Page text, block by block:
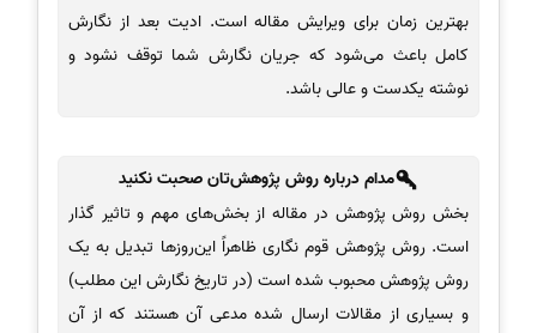
بهترین زمان برای ویرایش مقاله است. ادیت بعد از نگارش
کامل باعث می‌شود که جریان نگارش شما توقف نشود و
نوشته یکدست و عالی باشد.
مدام درباره روش پژوهش‌‌‌تان صحبت نکنید
بخش روش پژوهش در مقاله از بخش‌های مهم و تاثیر گذار
است. روش پژوهش قوم نگاری ظاهراً این‌روزها تبدیل به یک
روش پژوهش محبوب شده است (در تاریخ نگارش این مطلب)
و بسیاری از مقالات ارسال شده مدعی آن هستند که از آن